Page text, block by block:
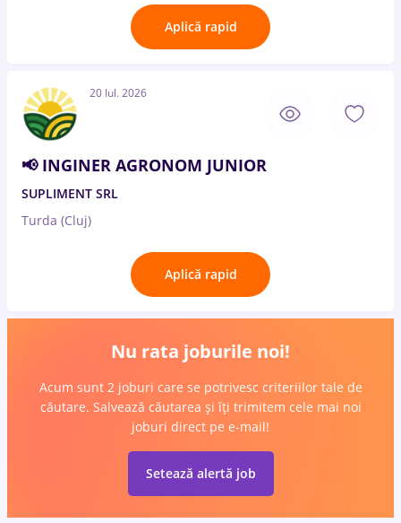
Aplică rapid
20 Iul. 2026
📢 INGINER AGRONOM JUNIOR
SUPLIMENT SRL
Turda (Cluj)
Aplică rapid
Nu rata joburile noi!
Acum sunt 2 joburi care se potrivesc criteriilor tale de
căutare. Salvează căutarea și îți trimitem cele mai noi
joburi direct pe e-mail!
Setează alertă job